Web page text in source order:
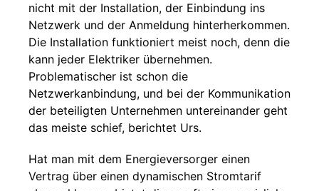
nicht mit der Installation, der Einbindung ins
Netzwerk und der Anmeldung hinterherkommen.
Die Installation funktioniert meist noch, denn die
kann jeder Elektriker übernehmen.
Problematischer ist schon die
Netzwerkanbindung, und bei der Kommunikation
der beteiligten Unternehmen untereinander geht
das meiste schief, berichtet Urs.
Hat man mit dem Energieversorger einen
Vertrag über einen dynamischen Stromtarif